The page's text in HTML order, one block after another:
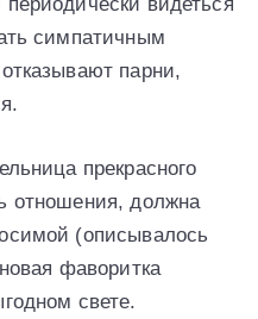
симпатичным
парни,
прекрасного
отношения, должна
(описывалось
фаворитка
свете.